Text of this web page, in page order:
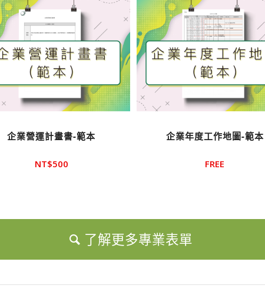
企業營運計畫書-範本
NT$500
企業年度工作地圖-範本
FREE
了解更多專業表單